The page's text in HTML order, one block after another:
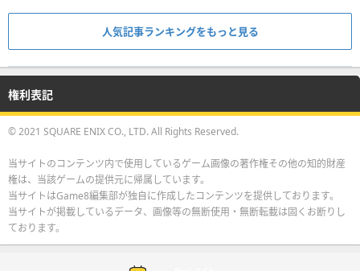
人気記事ランキングをもっと見る
権利表記
© 2021 SQUARE ENIX CO., LTD. All Rights Reserved.
当サイトのコンテンツ内で使用しているゲーム画像の著作権その他の知的財産
権は、当該ゲームの提供元に帰属しています。
当サイトはGame8編集部が独自に作成したコンテンツを提供しております。
当サイトが掲載しているデータ、画像等の無断使用・無断転載は固くお断りし
ております。